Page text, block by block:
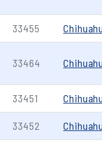
33455
33464
33451
33452